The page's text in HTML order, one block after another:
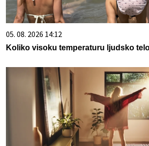
05. 08. 2026 14:12
Koliko visoku temperaturu ljudsko